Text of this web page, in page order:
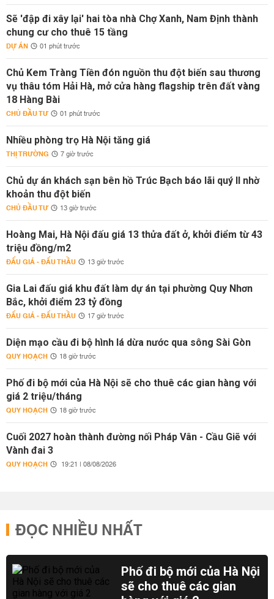
Sẽ 'đập đi xây lại' hai tòa nhà Chợ Xanh, Nam Định thành
chung cư cho thuê 15 tầng
DỰ ÁN 01 phút trước
Chủ Kem Tràng Tiền đón nguồn thu đột biến sau thương
vụ thâu tóm Hải Hà, mở cửa hàng flagship trên đất vàng
18 Hàng Bài
CHỦ ĐẦU TƯ 01 phút trước
Nhiều phòng trọ Hà Nội tăng giá
THỊ TRƯỜNG 7 giờ trước
Chủ dự án khách sạn bên hồ Trúc Bạch báo lãi quý II nhờ
khoản thu đột biến
CHỦ ĐẦU TƯ 13 giờ trước
Hoàng Mai, Hà Nội đấu giá 13 thửa đất ở, khởi điểm từ 43
triệu đồng/m2
ĐẤU GIÁ - ĐẤU THẦU 13 giờ trước
Gia Lai đấu giá khu đất làm dự án tại phường Quy Nhơn
Bắc, khởi điểm 23 tỷ đồng
ĐẤU GIÁ - ĐẤU THẦU 17 giờ trước
Diện mạo cầu đi bộ hình lá dừa nước qua sông Sài Gòn
QUY HOẠCH 18 giờ trước
Phố đi bộ mới của Hà Nội sẽ cho thuê các gian hàng với
giá 2 triệu/tháng
QUY HOẠCH 18 giờ trước
Cuối 2027 hoàn thành đường nối Pháp Vân - Cầu Giẽ với
Vành đai 3
QUY HOẠCH 19:21 | 08/08/2026
ĐỌC NHIỀU NHẤT
Phố đi bộ mới của Hà Nội
sẽ cho thuê các gian